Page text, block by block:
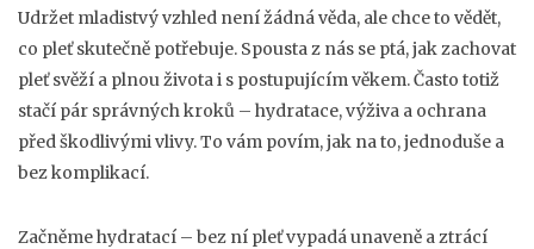
Udržet mladistvý vzhled není žádná věda, ale chce to vědět,
co pleť skutečně potřebuje. Spousta z nás se ptá, jak zachovat
pleť svěží a plnou života i s postupujícím věkem. Často totiž
stačí pár správných kroků – hydratace, výživa a ochrana
před škodlivými vlivy. To vám povím, jak na to, jednoduše a
bez komplikací.
Začněme hydratací – bez ní pleť vypadá unaveně a ztrácí